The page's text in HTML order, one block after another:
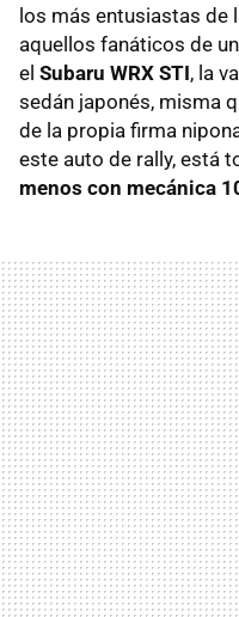
los más entusiastas de
aquellos fanáticos de
el Subaru WRX STI, la
sedán japonés, misma
de la propia firma
este auto de rally, está
menos con mecánica